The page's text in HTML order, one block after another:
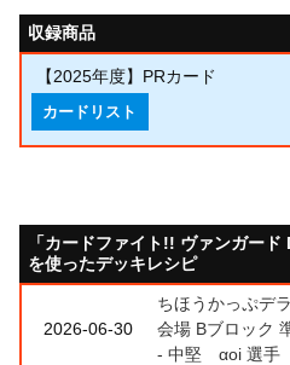
収録商品
【2025年度】PRカード
カードリスト
「カードファイト!! ヴァンガー
を使ったデッキレシピ
2026-06-30
ちほうかっぷデ
会場 Bブロック
- 中堅 αoi 選手